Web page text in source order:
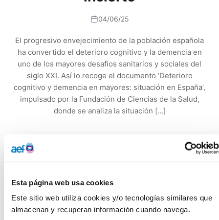
Esta página web usa cookies
Este sitio web utiliza cookies y/o tecnologías similares que
almacenan y recuperan información cuando navega.
04/06/25
El progresivo envejecimiento de la población española
ha convertido el deterioro cognitivo y la demencia en
uno de los mayores desafíos sanitarios y sociales del
siglo XXI. Así lo recoge el documento ‘Deterioro
cognitivo y demencia en mayores: situación en España’,
impulsado por la Fundación de Ciencias de la Salud,
donde se analiza la situación […]
los mayores desafíos sanitarios y sociales del siglo XXI. Así
mayores: situación en España’, impulsado por la Fundación
de Ciencias de la Salud, donde se analiza la situación